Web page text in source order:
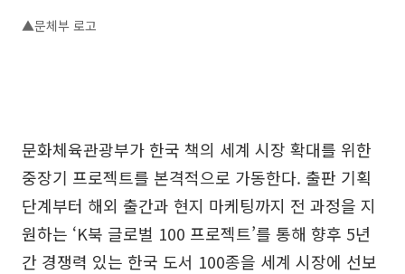
▲문체부 로고
문화체육관광부가 한국 책의 세계 시장 확대를 위한
중장기 프로젝트를 본격적으로 가동한다. 출판 기획
단계부터 해외 출간과 현지 마케팅까지 전 과정을 지
원하는 ‘K북 글로벌 100 프로젝트’를 통해 향후 5년
간 경쟁력 있는 한국 도서 100종을 세계 시장에 선보